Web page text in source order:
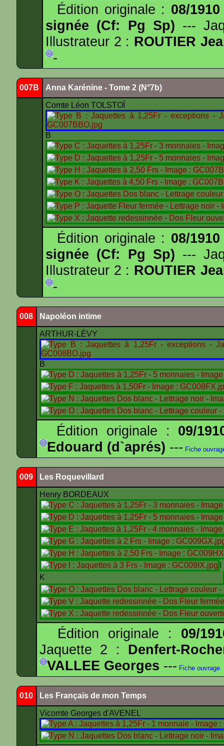
Édition originale : 08/1910
signée (Cf: Pg Sp) ---
Illustrateur 2 : ROUTIER
-
007B Anna Karénine - Tome 2 (N°7b)
Comte Léon TOLSTOÏ
B
Édition originale : 08/1910
signée (Cf: Pg Sp) ---
Illustrateur 2 : ROUTIER
-
008 Napoléon intime
ARTHUR-LÉVY
B
Édition originale : 09/
Edouard (d`aprés) --- Fiche
009 Les Roquevillard
Henry BORDEAUX
K
Édition originale : 09/
Jaquette 2 : Denfert-
VALLEE Georges --- Fiche ouvrage
010 Les Français de mon Temps
Vicomte Georges d'AVENEL